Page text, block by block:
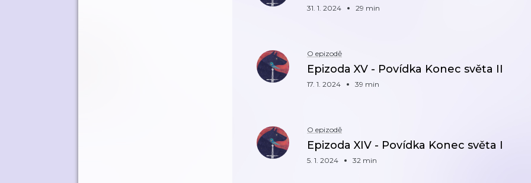
31. 1. 2024 29 min
O epizodě
Epizoda XV - Povídka Konec světa II
17. 1. 2024 39 min
O epizodě
Epizoda XIV - Povídka Konec světa I
5. 1. 2024 32 min